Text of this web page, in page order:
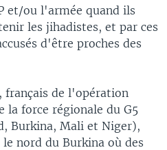
et/ou l'armée quand ils
les jihadistes, et par ces
d'être proches des
français de l'opération
la force régionale du G5
Burkina, Mali et Niger),
nord du Burkina où des